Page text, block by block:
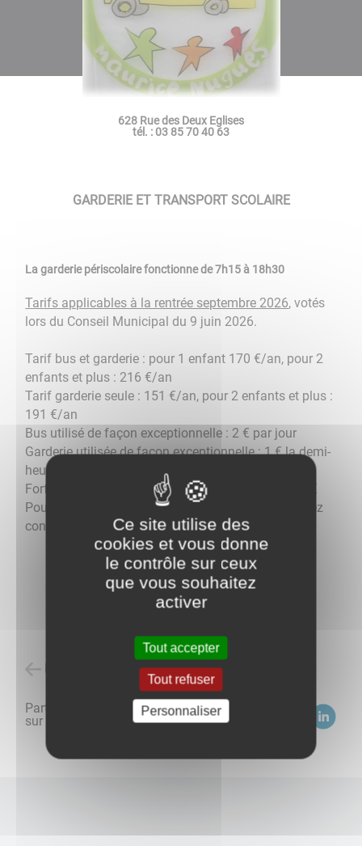
628 Rue des Deux Eglises
tél. : 03 85 70 40 63
GARDERIE ET TRANSPORT SCOLAIRE
La garderie périscolaire fonctionne de 7h15 à 18h30
Tarifs applicables à la rentrée septembre 2026, votés
lors du Conseil Municipal du 9 juin 2026.
Tarif bus et garderie : pour 1 enfant 170 €/an, pour 2
enfants et plus : 216 €/an
Tarif garderie seule : 151 €/an, pour 2 enfants et plus :
191 €/an
Bus utilisé de façon exceptionnelle : 2 € par jour
Garderie utilisée de façon exceptionnelle : 1 € la demi-
heure.
Forfait annuel pour garderie périscolaire est de 15 €
Pour toute information supplémentaire, vous pouvez
contacter le secrétariat de mairie.
Retour à l'accueil
Partagez
sur :
Ce site utilise des
cookies et vous donne
le contrôle sur ceux
que vous souhaitez
activer
Tout accepter
Tout refuser
Personnaliser